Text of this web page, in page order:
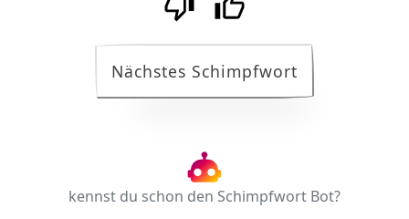
Nächstes Schimpfwort
kennst du schon den Schimpfwort Bot?